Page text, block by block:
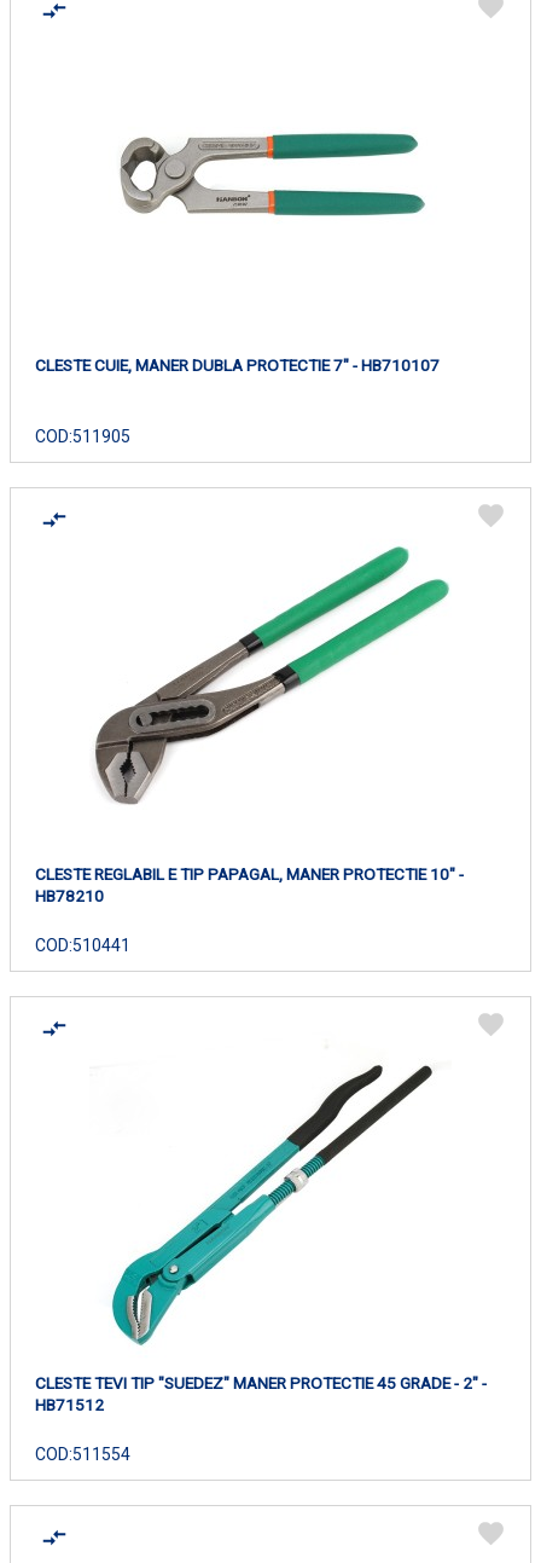
CLESTE CUIE, MANER DUBLA PROTECTIE 7" - HB710107
COD:511905
CLESTE REGLABIL E TIP PAPAGAL, MANER PROTECTIE 10" -
HB78210
COD:510441
CLESTE TEVI TIP "SUEDEZ" MANER PROTECTIE 45 GRADE - 2" -
HB71512
COD:511554